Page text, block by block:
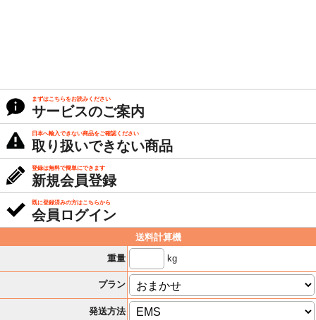
まずはこちらをお読みください
サービスのご案内
日本へ輸入できない商品をご確認ください
取り扱いできない商品
登録は無料で簡単にできます
新規会員登録
既に登録済みの方はこちらから
会員ログイン
送料計算機
重量
kg
プラン
発送方法